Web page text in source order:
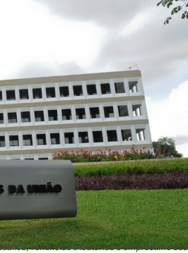
renúncias tributárias e empréstimo aos